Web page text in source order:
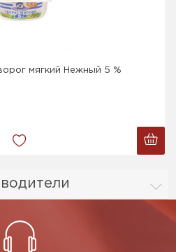
мягкий Нежный 5 %